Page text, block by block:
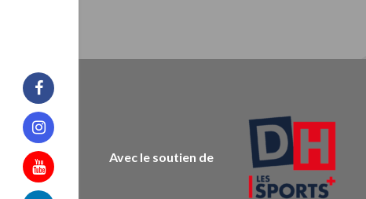
Facebook
Instagram
Youtube
Avec le soutien de